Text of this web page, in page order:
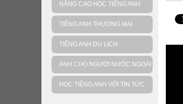
NÂNG CAO HỌC TIẾNG ANH
TIẾNG ANH THƯƠNG MẠI
TIẾNG ANH DU LỊCH
ANH CHO NGƯỜI NƯỚC NGOÀI
HỌC TIẾNG ANH VỚI TIN TỨC